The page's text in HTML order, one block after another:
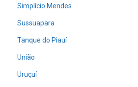
Simplício Mendes
Sussuapara
Tanque do Piauí
União
Uruçuí